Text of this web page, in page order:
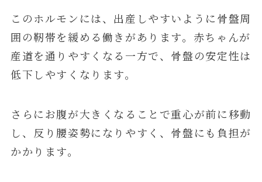
このホルモンには、出産しやすいように骨盤周
囲の靭帯を緩める働きがあります。赤ちゃんが
産道を通りやすくなる一方で、骨盤の安定性は
低下しやすくなります。
さらにお腹が大きくなることで重心が前に移動
し、反り腰姿勢になりやすく、骨盤にも負担が
かかります。